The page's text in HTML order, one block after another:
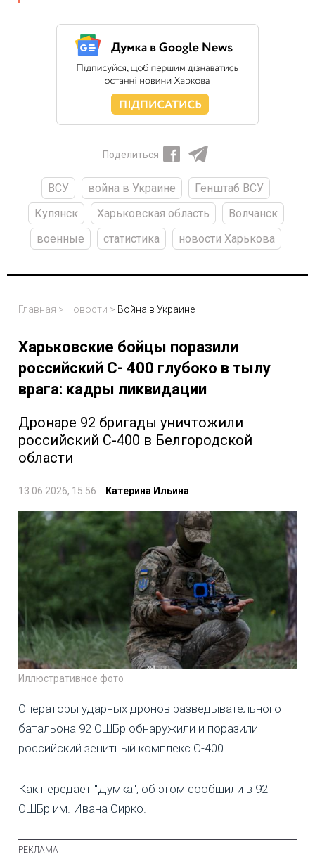
Поделиться
ВСУ война в Украине
Генштаб ВСУ
Купянск
Харьковская область
Волчанск
военные
статистика новости Харькова
Главная > Новости > Война в Украине
Харьковские бойцы поразили
российский С- 400 глубоко в тылу
врага: кадры ликвидации
Дронаре 92 бригады уничтожили
российский С-400 в Белгородской
области
13.06.2026, 15:56 Катерина Ильина
Иллюстративное фото
Операторы ударных дронов разведывательного
батальона 92 ОШБр обнаружили и поразили
российский зенитный комплекс С-400.
Как передает "Думка", об этом сообщили в 92
ОШБр им. Ивана Сирко.